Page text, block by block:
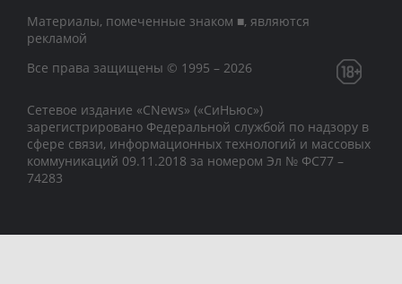
Материалы, помеченные знаком ■, являются
рекламой
Все права защищены © 1995 – 2026
Сетевое издание «CNews» («СиНьюс»)
зарегистрировано Федеральной службой по надзору в
сфере связи, информационных технологий и массовых
коммуникаций 09.11.2018 за номером Эл № ФС77 –
74283